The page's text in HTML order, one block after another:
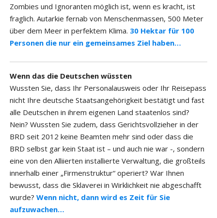
Zombies und Ignoranten möglich ist, wenn es kracht, ist
fraglich. Autarkie fernab von Menschenmassen, 500 Meter
über dem Meer in perfektem Klima. 30 Hektar für 100
Personen die nur ein gemeinsames Ziel haben…
Wenn das die Deutschen wüssten
Wussten Sie, dass Ihr Personalausweis oder Ihr Reisepass
nicht Ihre deutsche Staatsangehörigkeit bestätigt und fast
alle Deutschen in ihrem eigenen Land staatenlos sind?
Nein? Wussten Sie zudem, dass Gerichtsvollzieher in der
BRD seit 2012 keine Beamten mehr sind oder dass die
BRD selbst gar kein Staat ist – und auch nie war -, sondern
eine von den Alliierten installierte Verwaltung, die großteils
innerhalb einer „Firmenstruktur“ operiert? War Ihnen
bewusst, dass die Sklaverei in Wirklichkeit nie abgeschafft
wurde? Wenn nicht, dann wird es Zeit für Sie
aufzuwachen…